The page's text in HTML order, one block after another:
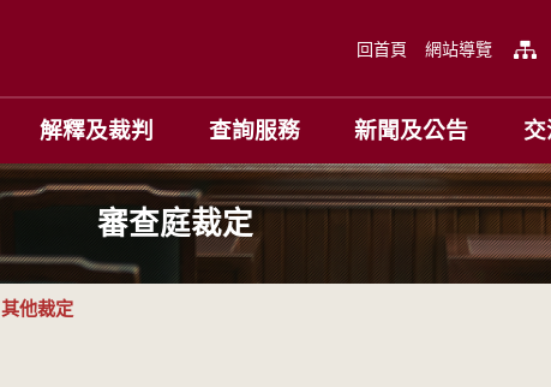
回首頁 網站導覽
解釋及裁判 查詢服務 新聞及公告
審查庭裁定
其他裁定